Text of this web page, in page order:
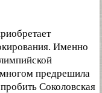
Именно
предрешила
Соколовская